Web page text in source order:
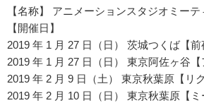
【名称】 アニメーションスタジオミー
【開催日】
2019 年 1 月 27 日（日） 茨城つくば【前
2019 年 1 月 27 日（日） 東京阿佐ヶ谷【
2019 年 2 月 9 日（土） 東京秋葉原【リ
2019 年 2 月 10 日（日） 東京秋葉原【ミ